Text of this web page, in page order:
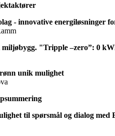
- innovative energiløsninger
"Tripple –zero”: 0
unik mulighet
til spørsmål og dialog med